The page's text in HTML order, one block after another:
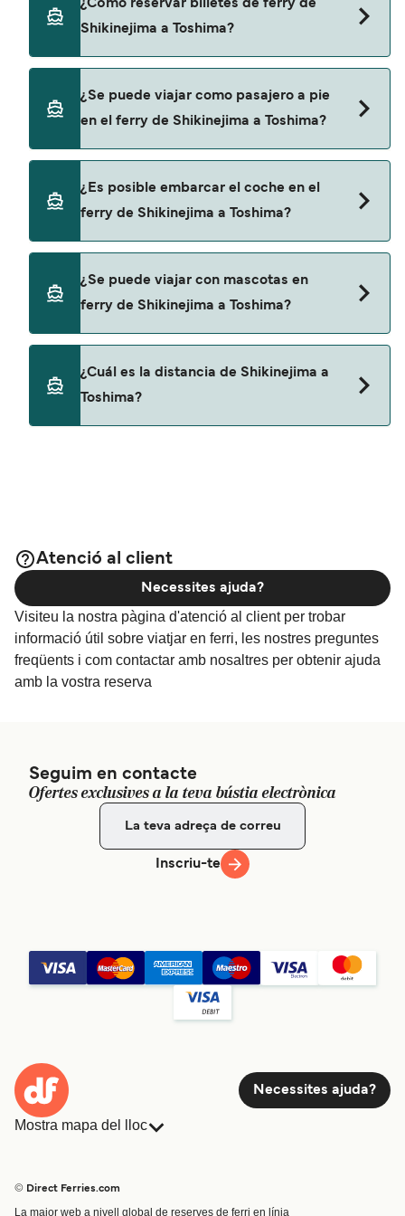
Shikinejima a Toshima.
¿Cómo reservar billetes de ferry de
Shikinejima a Toshima?
a través de nuestro buscador de ferry online.
Además, también puedes consultar nuestra
página de ofertas para descrubrir las últimas
navieras.
¿Se puede viajar como pasajero a pie
en el ferry de Shikinejima a Toshima?
Shikinejima a Toshima con:
¿Es posible embarcar el coche en el
ferry de Shikinejima a Toshima?
Toshima.
¿Se puede viajar con mascotas en
ferry de Shikinejima a Toshima?
¿Cuál es la distancia de Shikinejima a
Toshima?
Atenció al client
Visiteu la nostra pàgina d'atenció al client per trobar
informació útil sobre viatjar en ferri, les nostres preguntes
freqüents i com contactar amb nosaltres per obtenir ajuda
amb la vostra reserva
Necessites ajuda?
Seguim en contacte
Ofertes exclusives a la teva bústia electrònica
Inscriu-te
Necessites ajuda?
Mostra mapa del lloc
Països
© Direct Ferries.com
La major web a nivell global de reserves de ferri en línia